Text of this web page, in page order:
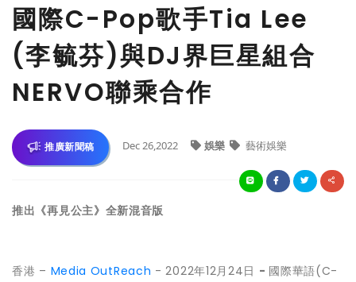
國際C-Pop歌手Tia Lee
(李毓芬)與DJ界巨星組合
NERVO聯乘合作
推廣新聞稿 Dec 26,2022 娛樂 藝術娛樂
推出《再見公主》全新混音版
香港 – Media OutReach - 2022年12月24日 - 國際華語(C-